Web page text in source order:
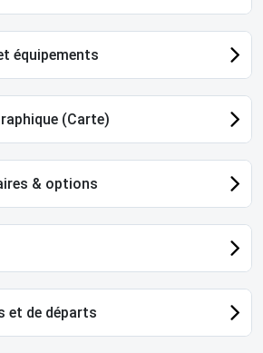
équipements
(Carte)
& options
et de départs